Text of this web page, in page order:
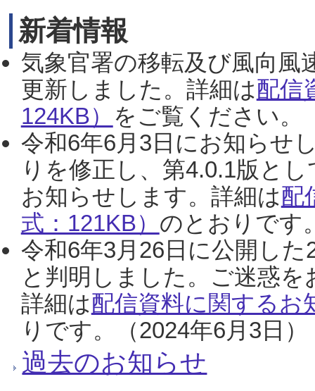
新着情報
気象官署の移転及び風向風
更新しました。詳細は配信
124KB） をご覧ください。
令和6年6月3日にお知らせ
りを修正し、第4.0.1版と
お知らせします。詳細は配
式：121KB） のとおりです
令和6年3月26日に公開し
と判明しました。ご迷惑
詳細は配信資料に関するお
りです。（2024年6月3日）
過去のお知らせ